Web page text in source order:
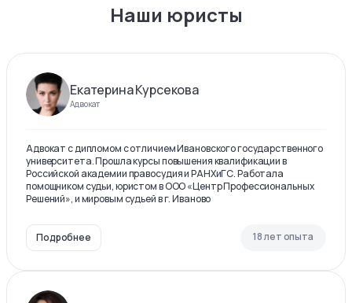
Наши юристы
Екатерина Курсекова
Адвокат
Адвокат с дипломом с отличием Ивановского государственного
университета. Прошла курсы повышения квалификации в
Российской академии правосудия и РАНХиГС. Работала
помощником судьи, юристом в ООО «Центр Профессиональных
Решений», и мировым судьей в г. Иваново
Подробнее 18 лет опыта